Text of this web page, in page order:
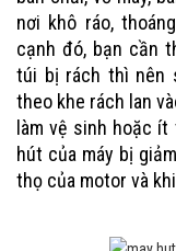
nơi khô ráo,
cạnh đó, bạn cần
túi bị rách thì nên
theo khe rách lan
làm vệ sinh hoặc
hút của máy bị
thọ của motor và